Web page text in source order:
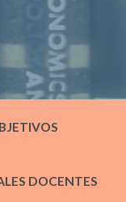
DOCENTES